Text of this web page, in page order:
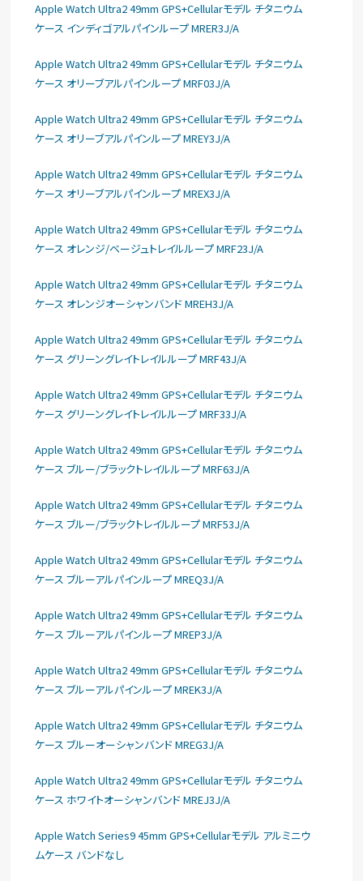
Apple Watch Ultra2 49mm GPS+Cellularモデル チタニウム
ケース インディゴアルパインループ MRER3J/A
Apple Watch Ultra2 49mm GPS+Cellularモデル チタニウム
ケース オリーブアルパインループ MRF03J/A
Apple Watch Ultra2 49mm GPS+Cellularモデル チタニウム
ケース オリーブアルパインループ MREY3J/A
Apple Watch Ultra2 49mm GPS+Cellularモデル チタニウム
ケース オリーブアルパインループ MREX3J/A
Apple Watch Ultra2 49mm GPS+Cellularモデル チタニウム
ケース オレンジ/ベージュトレイルループ MRF23J/A
Apple Watch Ultra2 49mm GPS+Cellularモデル チタニウム
ケース オレンジオーシャンバンド MREH3J/A
Apple Watch Ultra2 49mm GPS+Cellularモデル チタニウム
ケース グリーングレイトレイルループ MRF43J/A
Apple Watch Ultra2 49mm GPS+Cellularモデル チタニウム
ケース グリーングレイトレイルループ MRF33J/A
Apple Watch Ultra2 49mm GPS+Cellularモデル チタニウム
ケース ブルー/ブラックトレイルループ MRF63J/A
Apple Watch Ultra2 49mm GPS+Cellularモデル チタニウム
ケース ブルー/ブラックトレイルループ MRF53J/A
Apple Watch Ultra2 49mm GPS+Cellularモデル チタニウム
ケース ブルーアルパインループ MREQ3J/A
Apple Watch Ultra2 49mm GPS+Cellularモデル チタニウム
ケース ブルーアルパインループ MREP3J/A
Apple Watch Ultra2 49mm GPS+Cellularモデル チタニウム
ケース ブルーアルパインループ MREK3J/A
Apple Watch Ultra2 49mm GPS+Cellularモデル チタニウム
ケース ブルーオーシャンバンド MREG3J/A
Apple Watch Ultra2 49mm GPS+Cellularモデル チタニウム
ケース ホワイトオーシャンバンド MREJ3J/A
Apple Watch Series9 45mm GPS+Cellularモデル アルミニウ
ムケース バンドなし